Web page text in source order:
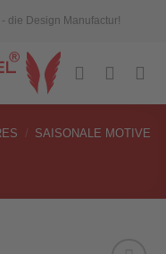
- die Design Manufactur!
/ SAISONALE MOTIVE